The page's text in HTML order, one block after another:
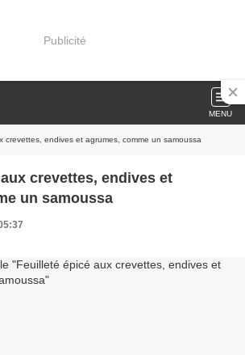
Publicité
MENU
crevettes, endives et agrumes, comme un samoussa
crevettes, endives et
un samoussa